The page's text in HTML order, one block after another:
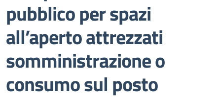
pubblico per spazi
all’aperto attrezzati
somministrazione o
consumo sul posto